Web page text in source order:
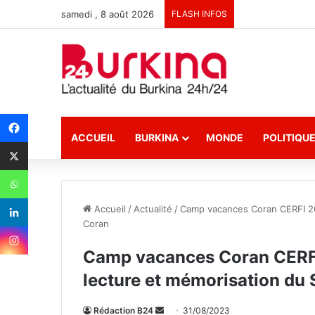
samedi , 8 août 2026 FLASH INFOS
ACCUEIL BURKINA MONDE POLITIQUE
Accueil / Actualité /Camp vacances Coran
Coran
Camp vacances Coran
lecture et mémorisation du
Rédaction B24 31/08/2023